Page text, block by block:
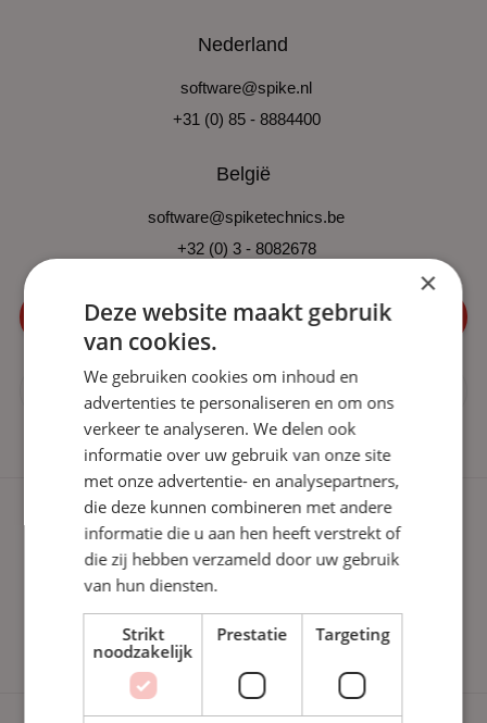
Nederland
software@spike.nl
+31 (0) 85 - 8884400
België
software@spiketechnics.be
+32 (0) 3 - 8082678
Kennismaking plannen?
×
Deze website maakt gebruik
van cookies.
We gebruiken cookies om inhoud en
advertenties te personaliseren en om ons
verkeer te analyseren. We delen ook
informatie over uw gebruik van onze site
met onze advertentie- en analysepartners,
die deze kunnen combineren met andere
informatie die u aan hen heeft verstrekt of
die zij hebben verzameld door uw gebruik
van hun diensten.
Strikt
noodzakelijk
Prestatie Targeting